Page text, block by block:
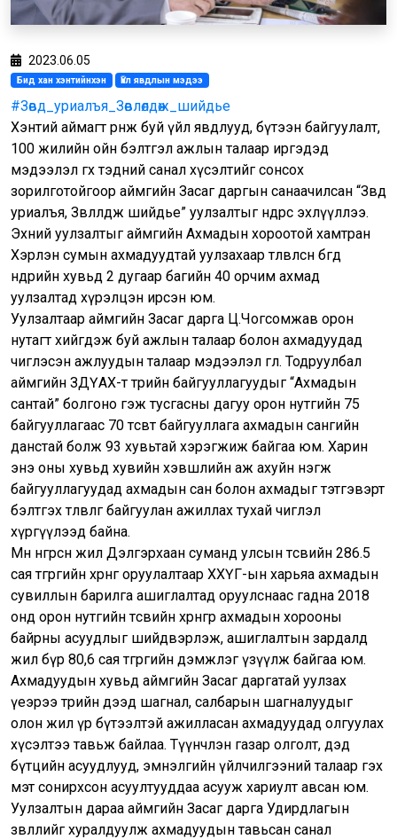
2023.06.05
Бид хан хэнтийнхэн Үйл явдлын мэдээ
#Зөвд_уриалъя_Зөвлөлдөж_шийдье
Хэнтий аймагт өрнөж буй үйл явдлууд, бүтээн байгуулалт,
100 жилийн ойн бэлтгэл ажлын талаар иргэдэд
мэдээлэл өгөх тэдний санал хүсэлтийг сонсох
зорилготойгоор аймгийн Засаг даргын санаачилсан “Зөвд
уриалъя, Зөвлөлдөж шийдье” уулзалтыг өнөөдрөөс эхлүүллээ.
Эхний уулзалтыг аймгийн Ахмадын хороотой хамтран
Хэрлэн сумын ахмадуудтай уулзахаар төлөвлөсөн бөгөөд
өнөөдрийн хувьд 2 дугаар багийн 40 орчим ахмад
уулзалтад хүрэлцэн ирсэн юм.
Уулзалтаар аймгийн Засаг дарга Ц.Чогсомжав орон
нутагт хийгдэж буй ажлын талаар болон ахмадуудад
чиглэсэн ажлуудын талаар мэдээлэл өглөө. Тодруулбал
аймгийн ЗДҮАХ-т төрийн байгууллагуудыг “Ахмадын
сантай” болгоно гэж тусгасны дагуу орон нутгийн 75
байгууллагаас 70 төсөвт байгууллага ахмадын сангийн
данстай болж 93 хувьтай хэрэгжиж байгаа юм. Харин
энэ оны хувьд хувийн хэвшлийн аж ахуйн нэгж
байгууллагуудад ахмадын сан болон ахмадыг тэтгэвэрт
бэлтгэх төлөвлөгөө байгуулан ажиллах тухай чиглэл
хүргүүлээд байна.
Мөн өнгөрсөн жил Дэлгэрхаан суманд улсын төсвийн 286.5
сая төгрөгийн хөрөнгө оруулалтаар ХХҮГ-ын харьяа ахмадын
сувиллын барилга ашиглалтад оруулснаас гадна 2018
онд орон нутгийн төсвийн хөрөнгөөр ахмадын хорооны
байрны асуудлыг шийдвэрлэж, ашиглалтын зардалд
жил бүр 80,6 сая төгрөгийн дэмжлэг үзүүлж байгаа юм.
Ахмадуудын хувьд аймгийн Засаг даргатай уулзах
үеэрээ төрийн дээд шагнал, салбарын шагналуудыг
олон жил үр бүтээлтэй ажилласан ахмадуудад олгуулах
хүсэлтээ тавьж байлаа. Түүнчлэн газар олголт, дэд
бүтцийн асуудлууд, эмнэлгийн үйлчилгээний талаар гэх
мэт сонирхсон асуултууддаа асууж хариулт авсан юм.
Уулзалтын дараа аймгийн Засаг дарга Удирдлагын
зөвлөлийг хуралдуулж ахмадуудын тавьсан санал